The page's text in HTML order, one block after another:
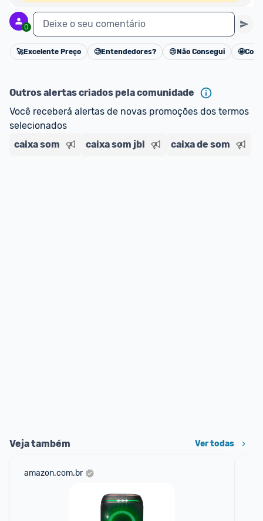
0 Deixe o seu comentário
Cancelar
🚀Excelente Preço 🧐Entendedores? 😢 Não Consegui 🤩
Outros alertas criados pela comunidade
Você receberá alertas de novas promoções dos termos
selecionados
caixa som
caixa som jbl caixa de som
Veja também Ver todas
amazon.com.br